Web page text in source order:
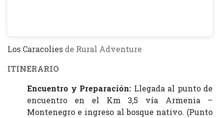
Los Caracolies de Rural Adventure
ITINERARIO
Encuentro y Preparación: Llegada al punto de
encuentro en el Km 3,5 vía Armenia –
Montenegro e ingreso al bosque nativo. (Punto